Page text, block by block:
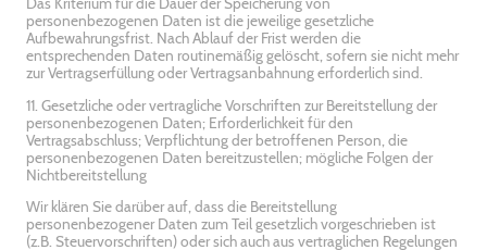
personenbezogenen Daten ist die jeweilige gesetzliche
Aufbewahrungsfrist. Nach Ablauf der Frist werden die
entsprechenden Daten routinemäßig gelöscht, sofern sie nicht mehr
zur Vertragserfüllung oder Vertragsanbahnung erforderlich sind.
11. Gesetzliche oder vertragliche Vorschriften zur Bereitstellung der
personenbezogenen Daten; Erforderlichkeit für den
Vertragsabschluss; Verpflichtung der betroffenen Person, die
personenbezogenen Daten bereitzustellen; mögliche Folgen der
Nichtbereitstellung
Wir klären Sie darüber auf, dass die Bereitstellung
personenbezogener Daten zum Teil gesetzlich vorgeschrieben ist
(z.B. Steuervorschriften) oder sich auch aus vertraglichen Regelungen